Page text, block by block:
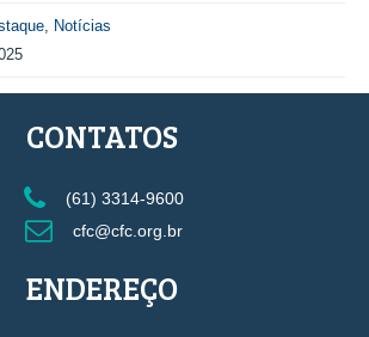
Notícias
CONTATOS
(61) 3314-9600
cfc@cfc.org.br
ENDEREÇO